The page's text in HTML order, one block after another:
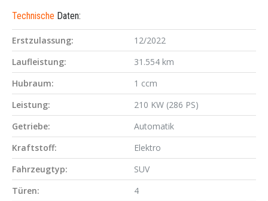
Technische Daten:
Erstzulassung:
12/2022
Laufleistung:
31.554 km
Hubraum:
1 ccm
Leistung:
210 KW (286 PS)
Getriebe:
Automatik
Kraftstoff:
Elektro
Fahrzeugtyp:
SUV
Türen:
4